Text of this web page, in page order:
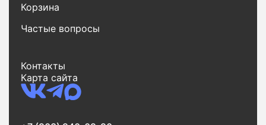
Корзина
Частые вопросы
Контакты
Карта сайта